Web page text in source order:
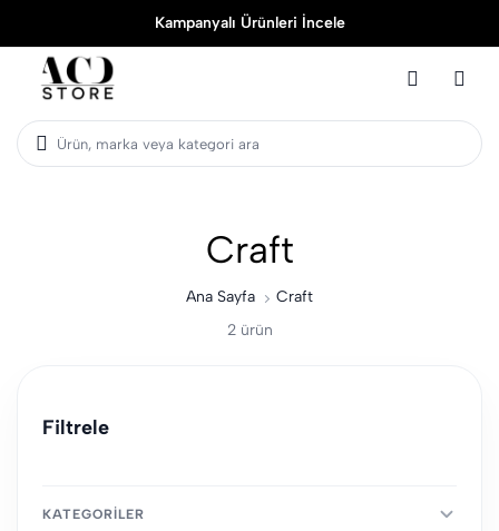
Kampanyalı Ürünleri İncele
Ürün, marka veya kategori ara
Craft
Ana Sayfa
Craft
2 ürün
Filtrele
KATEGORILER